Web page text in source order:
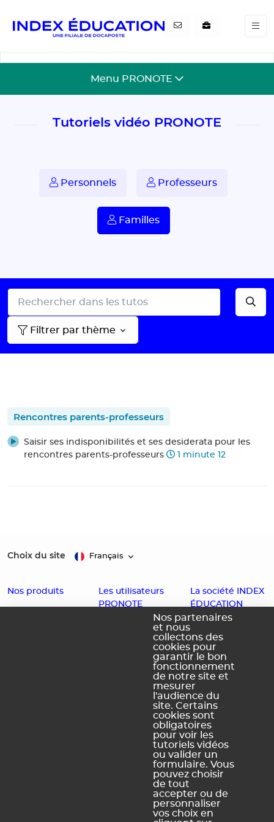
Menu PRONOTE
Tutoriels vidéo PRONOTE
Personnels Professeurs
Familles
Filtrer par thème
Rencontres parents-professeurs
Saisir ses indisponibilités et ses desiderata pour les
rencontres parents-professeurs
1 minute 12
Choix du site Français
Nos produits
Les utilisateurs
PRONOTE
Enseignants
La société INDEX
ÉDUCATION
Histoire
Offres d'emploi
Contact
Accessibilité :
Partiellement
conforme
Schéma
pluriannuel
d'accessibilité
numérique
Légal produits
Nos partenaires
et nous
collectons des
cookies pour
garantir le bon
fonctionnement
de notre site et
mesurer
l'audience du
site. Certains
cookies sont
obligatoires
pour voir les
tutoriels vidéos
ou valider un
formulaire. Vous
pouvez choisir
de tout
accepter ou de
personnaliser
vos choix en